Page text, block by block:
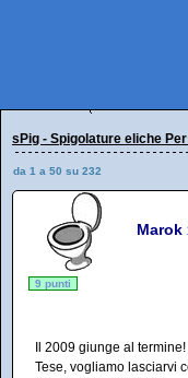
sPig - Spigolature eliche
da 1 a 50 su 232
Marok
9 punti
Il 2009 giunge al
Tese, vogliamo lasciarvi